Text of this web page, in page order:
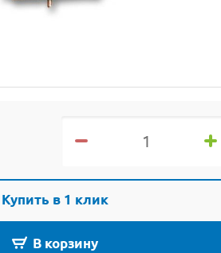
Купить в 1 клик
В корзину